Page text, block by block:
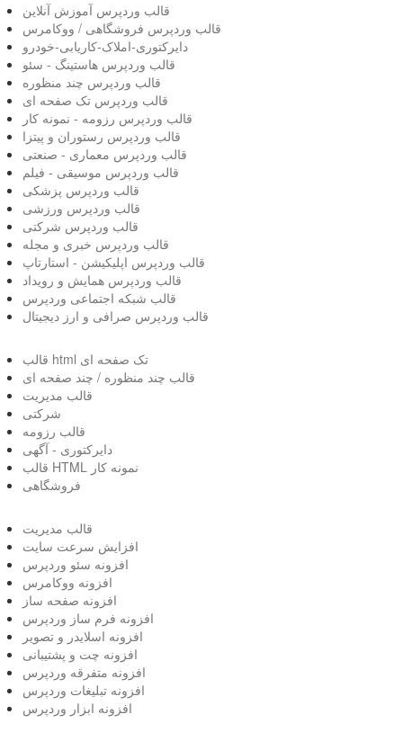
قالب وردپرس آموزش آنلاین
قالب وردپرس فروشگاهی / ووکامرس
دایرکتوری-املاک-کاریابی-خودرو
قالب وردپرس هاستینگ - سئو
قالب وردپرس چند منظوره
قالب وردپرس تک صفحه ای
قالب وردپرس رزومه - نمونه کار
قالب وردپرس رستوران و پیتزا
قالب وردپرس معماری - صنعتی
قالب وردپرس موسیقی - فیلم
قالب وردپرس پزشکی
قالب وردپرس ورزشی
قالب وردپرس شرکتی
قالب وردپرس خبری و مجله
قالب وردپرس اپلیکیشن - استارتاپ
قالب وردپرس همایش و رویداد
قالب شبکه اجتماعی وردپرس
قالب وردپرس صرافی و ارز دیجیتال
قالب html تک صفحه ای
قالب چند منظوره / چند صفحه ای
قالب مدیریت
شرکتی
قالب رزومه
دایرکتوری - آگهی
قالب HTML نمونه کار
فروشگاهی
قالب مدیریت
افزایش سرعت سایت
افزونه سئو وردپرس
افزونه ووکامرس
افزونه صفحه ساز
افزونه فرم ساز وردپرس
افزونه اسلایدر و تصویر
افزونه چت و پشتیبانی
افزونه متفرقه وردپرس
افزونه تبلیغات وردپرس
افزونه ابزار وردپرس